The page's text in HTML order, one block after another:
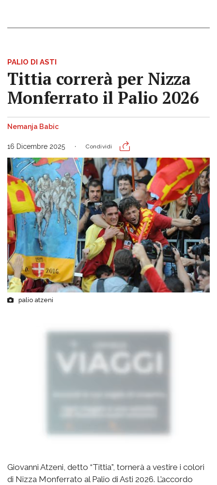
PALIO DI ASTI
Tittia correrà per Nizza
Monferrato il Palio 2026
Nemanja Babic
16 Dicembre 2025 Condividi
palio atzeni
Giovanni Atzeni, detto “Tittia”, tornerà a vestire i colori
di Nizza Monferrato al Palio di Asti 2026. L’accordo